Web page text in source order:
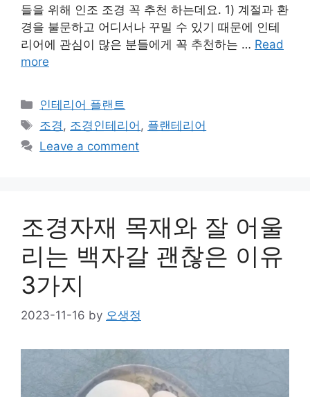
들을 위해 인조 조경 꼭 추천 하는데요. 1) 계절과 환
경을 불문하고 어디서나 꾸밀 수 있기 때문에 인테
리어에 관심이 많은 분들에게 꼭 추천하는 … Read
more
Categories
인테리어 플랜트
Tags
조경 , 조경인테리어 , 플랜테리어
Leave a comment
조경자재 목재와 잘 어울
리는 백자갈 괜찮은 이유
3가지
2023-11-16 by 오생정